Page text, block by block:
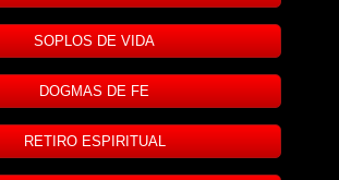
SOPLOS DE VIDA
DOGMAS DE FE
RETIRO ESPIRITUAL